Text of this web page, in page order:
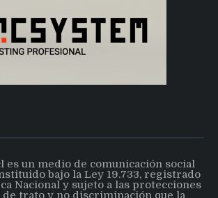
es un medio de comunicación social
bajo la Ley 19.733, registrado
Nacional y sujeto a las protecciones
de trato y no discriminación que la